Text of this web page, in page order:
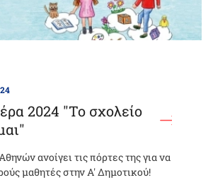
2024 "Το σχολείο
ανοίγει τις πόρτες της για να
μαθητές στην Α' Δημοτικού!